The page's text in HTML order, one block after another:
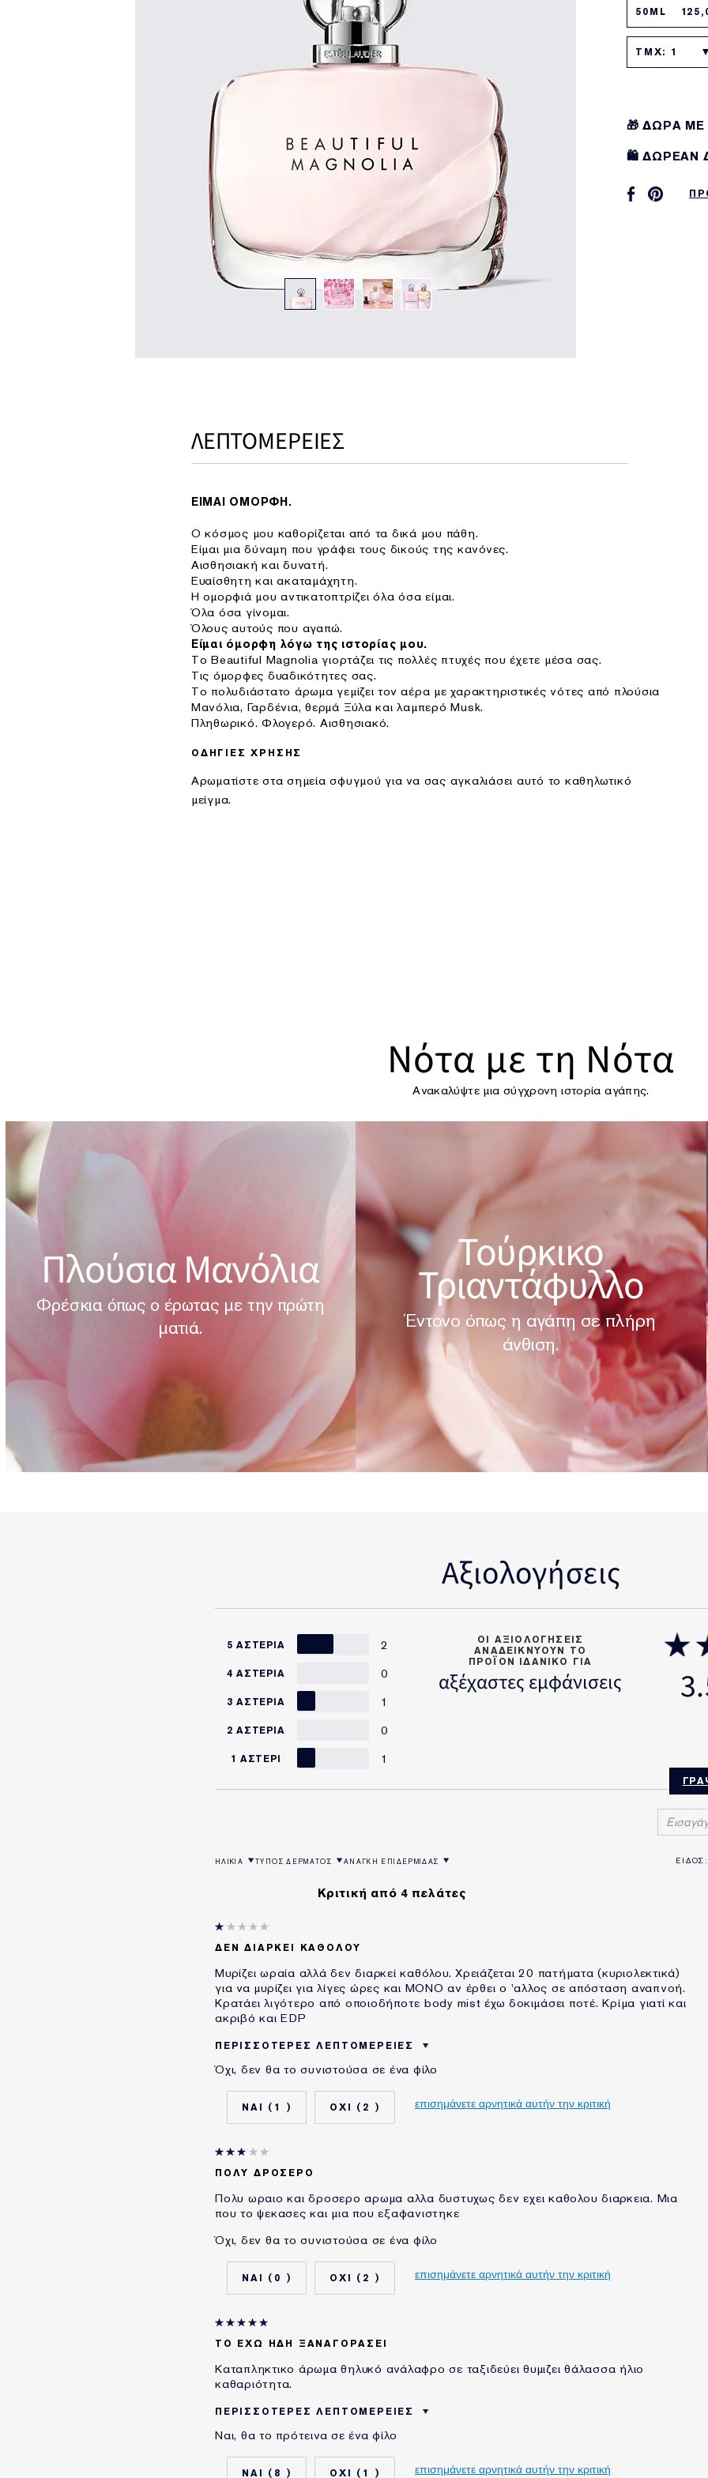
50ML
TMX: 1
🎁 ΔΩΡΑ ΜΕ
🛍️ ΔΩΡΕΑΝ
ΛΕΠΤΟΜΕΡΕΙΕΣ
ΕΙΜΑΙ ΟΜΟΡΦΗ.
Ο κόσμος μου καθορίζεται από τα δικά μου πάθη.
Είμαι μια δύναμη που γράφει τους δικούς της κανόνες.
Αισθησιακή και δυνατή.
Ευαίσθητη και ακαταμάχητη.
Η ομορφιά μου αντικατοπτρίζει όλα όσα είμαι.
Όλα όσα γίνομαι.
Όλους αυτούς που αγαπώ.
Είμαι όμορφη λόγω της ιστορίας μου.
Το Beautiful Magnolia γιορτάζει τις πολλές πτυχές που έχετε μέσα σας.
Τις όμορφες δυαδικότητες σας.
Το πολυδιάστατο άρωμα γεμίζει τον αέρα με χαρακτηριστικές νότες από πλούσια
Μανόλια, Γαρδένια, θερμά Ξύλα και λαμπερό Musk.
Πληθωρικό. Φλογερό. Αισθησιακό.
ΟΔΗΓΙΕΣ ΧΡΗΣΗΣ
Αρωματίστε στα σημεία σφυγμού για να σας αγκαλιάσει αυτό το καθηλωτικό
μείγμα.
Νότα με τη Νότα
Ανακαλύψτε μια σύγχρονη ιστορία αγάπης.
Πλούσια Μανόλια
Φρέσκια όπως ο έρωτας με την πρώτη
ματιά.
Τούρκικο
Τριαντάφυλλο
Έντονο όπως η αγάπη σε πλήρη
άνθιση.
Αξιολογήσεις
5 ΑΣΤΈΡΙΑ 2
4 ΑΣΤΈΡΙΑ 0
3 ΑΣΤΈΡΙΑ 1
2 ΑΣΤΈΡΙΑ 0
1 ΑΣΤΈΡΙ 1
OI ΑΞΙΟΛΟΓΗΣΕΙΣ
ΑΝΑΔΕΙΚΝΥΟΥΝ ΤΟ
ΠΡΟΪΟΝ ΙΔΑΝΙΚΟ ΓΙΑ
αξέχαστες εμφάνισεις
ΗΛΙΚΙΑ
ΤΥΠΟΣ ΔΕΡΜΑΤΟΣ
ΑΝΑΓΚΗ ΕΠΙΔΕΡΜΙΔΑΣ
Κριτική από 4 πελάτες
ΔΕΝ ΔΙΑΡΚΕΙ ΚΑΘΟΛΟΥ
Μυρίζει ωραία αλλά δεν διαρκεί καθόλου. Χρειάζεται 20 πατήματα (κυριολεκτικά)
για να μυρίζει για λίγες ώρες και ΜΟΝΟ αν έρθει ο 'αλλος σε απόσταση αναπνοή.
Κρατάει λιγότερο από οποιοδήποτε body mist έχω δοκιμάσει ποτέ. Κρίμα γιατί και
ακριβό και EDP
ΠΕΡΙΣΣΌΤΕΡΕΣ ΛΕΠΤΟΜΈΡΕΙΕΣ
ΗΛΙΚΙΑ
ΧΡΗΣΙΜΟΠΟΙΩ ΠΡΟΪΟΝΤΑ ESTÉE LAUDER
E-List Member
Όχι, δεν θα το συνιστούσα σε ένα φίλο
1 2 επισημάνετε αρνητικά αυτήν την κριτική
ΠΟΛΥ ΔΡΟΣΕΡΟ
Πολυ ωραιο και δροσερο αρωμα αλλα δυστυχως δεν εχει καθολου διαρκεια. Μια
που το ψεκασες και μια που εξαφανιστηκε
Όχι, δεν θα το συνιστούσα σε ένα φίλο
0 2 επισημάνετε αρνητικά αυτήν την κριτική
ΤΟ ΈΧΩ ΉΔΗ ΞΑΝΑΓΟΡΑΣΕΙ
Καταπληκτικο άρωμα θηλυκό ανάλαφρο σε ταξιδεύει θυμιζει θάλασσα ήλιο
καθαριότητα.
ΠΕΡΙΣΣΌΤΕΡΕΣ ΛΕΠΤΟΜΈΡΕΙΕΣ
OI ΑΞΙΟΛΟΓΗΣΕΙΣ ΑΝΑΔΕΙΚΝΥΟΥΝ ΤΟ
ΗΛΙΚΙΑ 25 - 34
Ναι, θα το πρότεινα σε ένα φίλο
8 1 επισημάνετε αρνητικά αυτήν την κριτική